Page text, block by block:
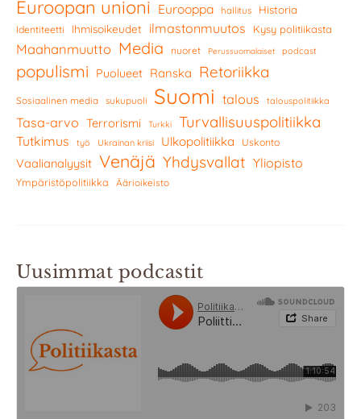
Euroopan unioni Eurooppa hallitus Historia
Identiteetti Ihmisoikeudet ilmastonmuutos Kysy politiikasta
Maahanmuutto Media nuoret Perussuomalaiset podcast
populismi Puolueet Ranska Retoriikka
Sosiaalinen media sukupuoli Suomi talous talouspolitiikka
Tasa-arvo Terrorismi Turkki Turvallisuuspolitiikka
Tutkimus työ Ukrainan kriisi Ulkopolitiikka Uskonto
Vaalianalyysit Venäjä Yhdysvallat Yliopisto
Ympäristöpolitiikka Äärioikeisto
Uusimmat podcastit